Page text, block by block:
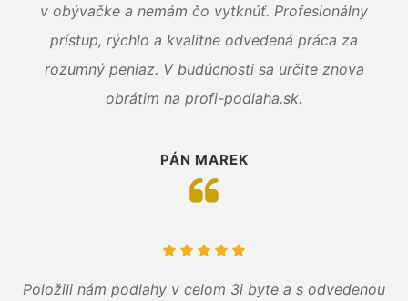
v obývačke a nemám čo vytknúť. Profesionálny
prístup, rýchlo a kvalitne odvedená práca za
rozumný peniaz. V budúcnosti sa určite znova
obrátim na profi-podlaha.sk.
PÁN MAREK
Položili nám podlahy v celom 3i byte a s odvedenou